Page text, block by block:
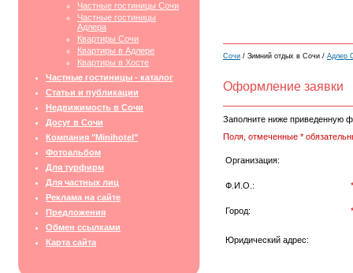
Частные гостиницы Сочи
Частные гостиницы
Адлера
Квартиры Сочи
Квартиры в Адлере
Квартиры в Хосте
Частные гостиницы - каталог
Статьи и публикации
Недвижимость в Сочи
Досуг в Сочи
Компания "Minihotel"
Фотоальбом
Для турфирм
Для частных лиц
Реклама на сайте
Предложения
Обмен ссылками
Карта сайта
Сочи / Зимний отдых в Сочи / Адлер
Оформление заявки
Заполните ниже приведенную
Поля, отмеченные *
Организация:
Ф.И.О.: *
Город: *
Юридический адрес: